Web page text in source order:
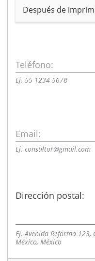
Después de
Teléfono:
Ej. 55 1234 5678
Email:
Ej. consultor@gmail.com
Dirección postal:
Ej. Avenida Reforma
México, México